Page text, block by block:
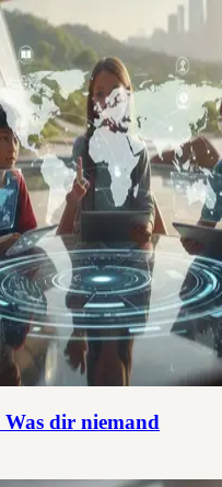
dir niemand